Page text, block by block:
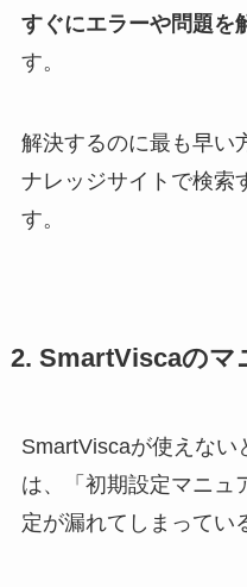
すぐにエラーや問題を
す。
解決するのに最も早い
ナレッジサイトで検索
す。
2. SmartViscaのマ
SmartViscaが使えない
は、「初期設定マニュ
定が漏れてしまってい